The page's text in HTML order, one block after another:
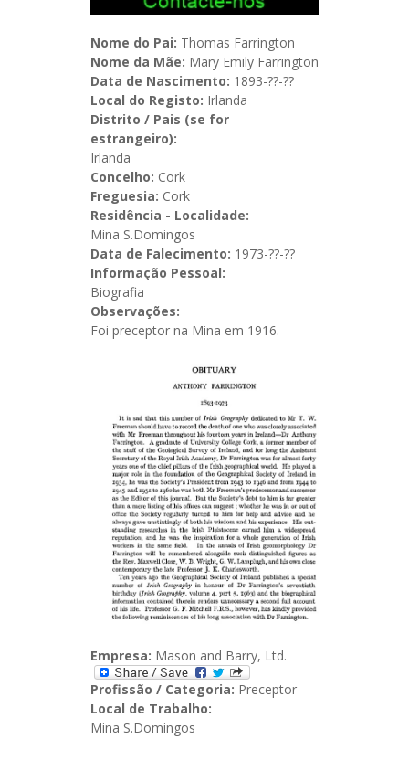
Nome do Pai: Thomas Farrington
Nome da Mãe: Mary Emily Farrington
Data de Nascimento: 1893-??-??
Local do Registo: Irlanda
Distrito / Pais (se for
estrangeiro):
Irlanda
Concelho: Cork
Freguesia: Cork
Residência - Localidade:
Mina S.Domingos
Data de Falecimento: 1973-??-??
Informação Pessoal:
Biografia
Observações:
Foi preceptor na Mina em 1916.
Empresa: Mason and Barry, Ltd.
Profissão / Categoria: Preceptor
Local de Trabalho:
Mina S.Domingos